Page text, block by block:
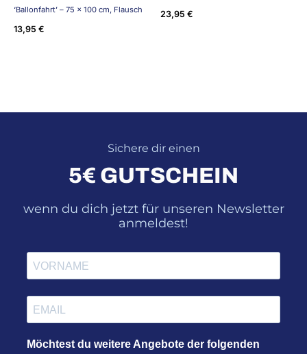
‘Ballonfahrt’ – 75 x 100 cm, Flausch
13,95 €
23,95 €
Sichere dir einen
5€ GUTSCHEIN
wenn du dich jetzt für unseren Newsletter
anmeldest!
Möchtest du weitere Angebote der folgenden